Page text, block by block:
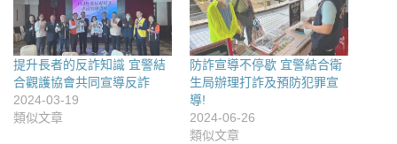
提升長者的反詐知識 宜警結
合觀護協會共同宣導反詐
2024-03-19
類似文章
防詐宣導不停歇 宜警結合衛
生局辦理打詐及預防犯罪宣
導!
2024-06-26
類似文章